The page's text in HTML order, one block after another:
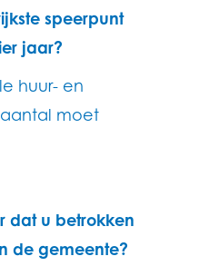
speerpunt
jaar?
huur- en
moet
dat u betrokken
de gemeente?